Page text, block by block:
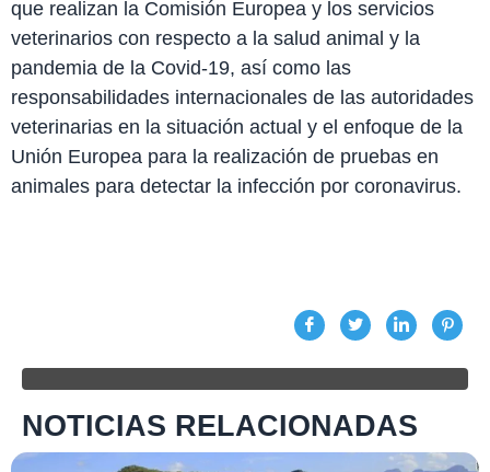
que realizan la Comisión Europea y los servicios
veterinarios con respecto a la salud animal y la
pandemia de la Covid-19, así como las
responsabilidades internacionales de las autoridades
veterinarias en la situación actual y el enfoque de la
Unión Europea para la realización de pruebas en
animales para detectar la infección por coronavirus.
NOTICIAS RELACIONADAS